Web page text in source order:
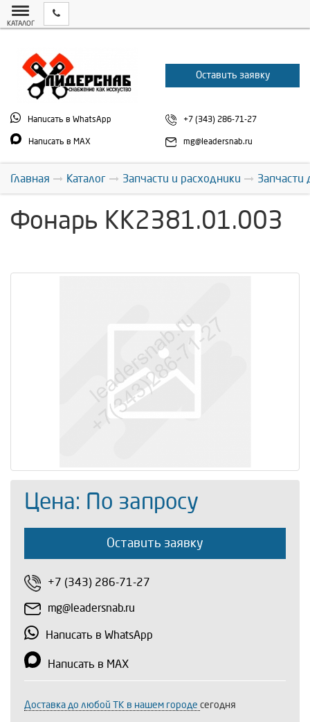
КАТАЛОГ
Оставить заявку
Написать в WhatsApp
Написать в MAX
+7 (343) 286-71-27
mg@leadersnab.ru
Главная Каталог Запчасти и расходники Запчасти
Фонарь КК2381.01.003
Цена: По запросу
Оставить заявку
+7 (343) 286-71-27
mg@leadersnab.ru
Написать в WhatsApp
Написать в MAX
Доставка до любой ТК в нашем городе сегодня